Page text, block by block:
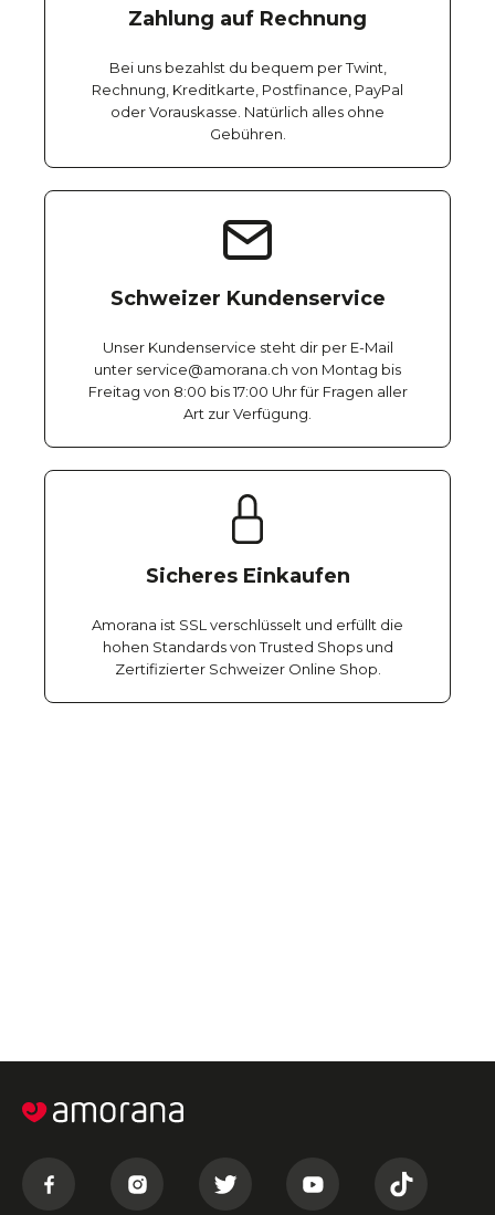
Zahlung auf Rechnung
Bei uns bezahlst du bequem per Twint,
Rechnung, Kreditkarte, Postfinance, PayPal
oder Vorauskasse. Natürlich alles ohne
Gebühren.
Schweizer Kundenservice
Unser Kundenservice steht dir per E-Mail
unter service@amorana.ch von Montag bis
Freitag von 8:00 bis 17:00 Uhr für Fragen aller
Art zur Verfügung.
Sicheres Einkaufen
Amorana ist SSL verschlüsselt und erfüllt die
hohen Standards von Trusted Shops und
Zertifizierter Schweizer Online Shop.